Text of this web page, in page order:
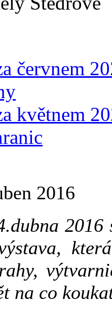
červnem
květnem
2016
2016
na co